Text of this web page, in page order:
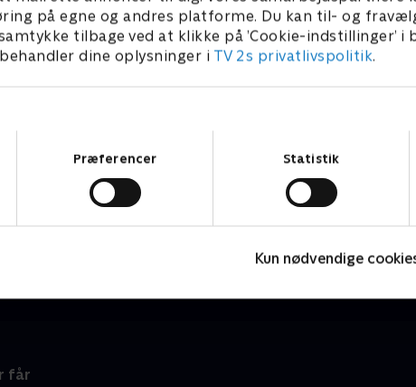
på egne og andres platforme. Du kan til- og
tilbage ved at klikke på ’Cookie-indstillinger’ i
dine oplysninger i TV 2s privatlivspolitik.
Præferencer Statistik
Kun nødvendige
får